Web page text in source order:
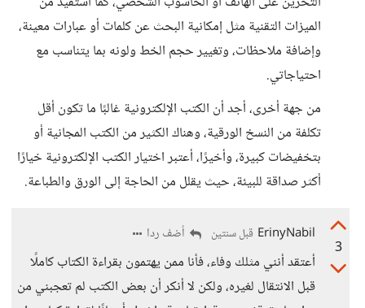
الميزات التقنية مثل إمكانية البحث عن كلمات أو عبارات معينة،
وإضافة ملاحظات، وتغيير حجم الخط ولونه بما يتناسب مع
احتياجاتي.
من جهة أخرى، أجد أن الكتب الإلكترونية غالبًا ما تكون أقل
تكلفة من النسخ الورقية، وهناك الكثير من الكتب المجانية أو
بتخفيضات كبيرة، وأخيرًا، أعتبر اختيار الكتب الإلكترونية خيارًا
أكثر صداقة للبيئة، حيث يقلل من الحاجة إلى الورق والطباعة.
3
ErinyNabil قبل سنتين أضف ردا
أعتقد أنني مثلك وفاء، فأنا ممن يهتمون بقراءة الكتاب كاملًا
قبل الانتقال لغيره، ولكن لا أنكر أن بعض الكتب لم تعجبني من